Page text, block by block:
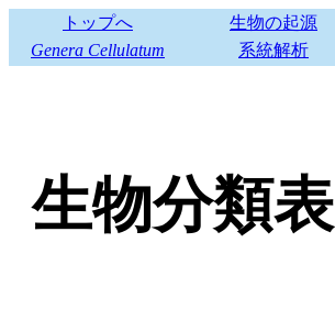
トップへ 生物の起源
Genera Cellulatum
系統解析
生物分類表